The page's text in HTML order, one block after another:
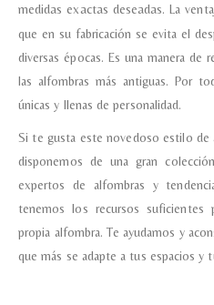
medidas exactas deseadas.La
que en su fabricación se evita el
diversas épocas. Es una manera de
las alfombras más antiguas. Por
únicas y llenas de personalidad.
Si te gusta este novedoso estilo de
disponemos de una gran
expertos de alfombras y
tenemos los recursos suficientes
propia alfombra. Te ayudamos y
que más se adapte a tus espacios y